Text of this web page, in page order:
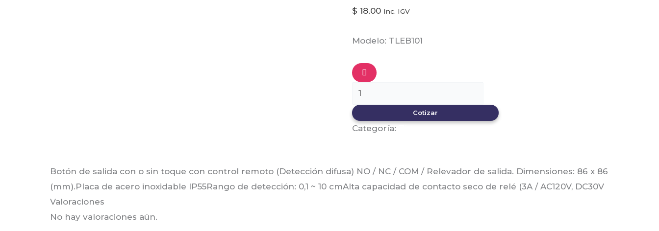
$ 18.00 Inc. IGV
Modelo: TLEB101
Cotizar
Categoría:
Botón de salida con o sin toque con control remoto (Detección difusa) NO / NC / COM / Relevador de salida. Dimensiones: 86 x 86
(mm).Placa de acero inoxidable IP55Rango de detección: 0,1 ~ 10 cmAlta capacidad de contacto seco de relé (3A / AC120V, DC30V
Valoraciones
No hay valoraciones aún.